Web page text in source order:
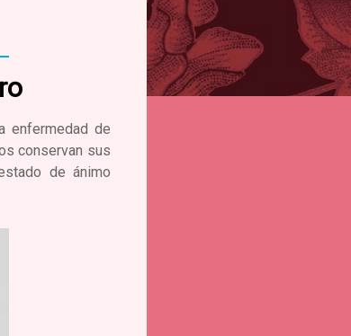
enfermedad de
conservan sus
de ánimo